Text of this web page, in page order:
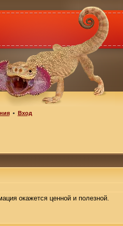
• Вход
окажется ценной и полезной.